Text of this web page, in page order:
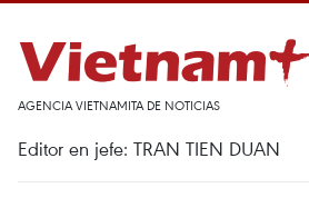
AGENCIA VIETNAMITA DE NOTICIAS
Editor en jefe: TRAN TIEN DUAN